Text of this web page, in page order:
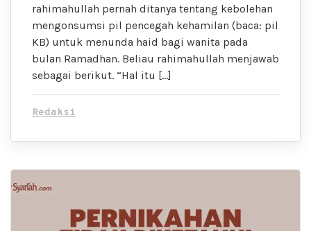
rahimahullah pernah ditanya tentang kebolehan
mengonsumsi pil pencegah kehamilan (baca: pil
KB) untuk menunda haid bagi wanita pada
bulan Ramadhan. Beliau rahimahullah menjawab
sebagai berikut. “Hal itu […]
Redaksi